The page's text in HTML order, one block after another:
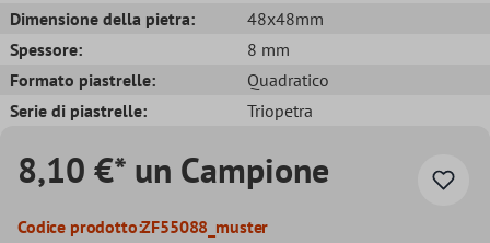
Dimensione della pietra:
48x48mm
Spessore:
8 mm
Formato piastrelle:
Quadratico
Serie di piastrelle:
Triopetra
8,10 €* un Campione
Codice prodotto:ZF55088_muster